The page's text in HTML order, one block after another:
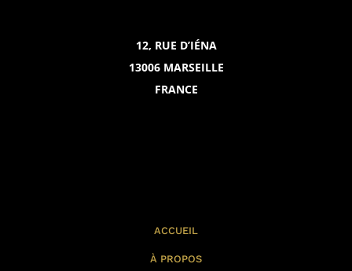
12, RUE D’IÉNA
13006 MARSEILLE
FRANCE
ACCUEIL
À PROPOS